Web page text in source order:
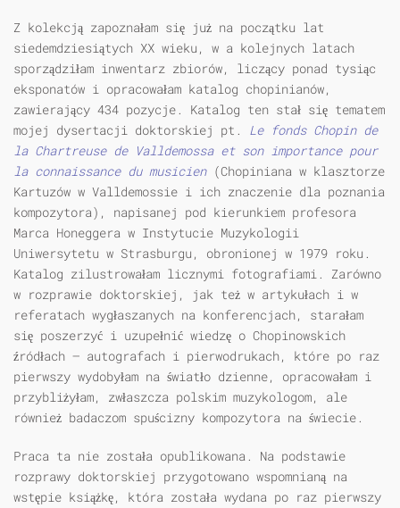
Z kolekcją zapoznałam się już na początku lat
siedemdziesiątych XX wieku, w a kolejnych latach
sporządziłam inwentarz zbiorów, liczący ponad tysiąc
eksponatów i opracowałam katalog chopinianów,
zawierający 434 pozycje. Katalog ten stał się tematem
mojej dysertacji doktorskiej pt. Le fonds Chopin de
la Chartreuse de Valldemossa et son importance pour
la connaissance du musicien(Chopiniana w klasztorze
Kartuzów w Valldemossie i ich znaczenie dla poznania
kompozytora), napisanej pod kierunkiem profesora
Marca Honeggera w Instytucie Muzykologii
Uniwersytetu w Strasburgu, obronionej w 1979 roku.
Katalog zilustrowałam licznymi fotografiami. Zarówno
w rozprawie doktorskiej, jak też w artykułach i w
referatach wygłaszanych na konferencjach, starałam
się poszerzyć i uzupełnić wiedzę o Chopinowskich
źródłach — autografach i pierwodrukach, które po raz
pierwszy wydobyłam na światło dzienne, opracowałam i
przybliżyłam, zwłaszcza polskim muzykologom, ale
również badaczom spuścizny kompozytora na świecie.
Praca ta nie została opublikowana. Na podstawie
rozprawy doktorskiej przygotowano wspomnianą na
wstępie książkę, która została wydana po raz pierwszy